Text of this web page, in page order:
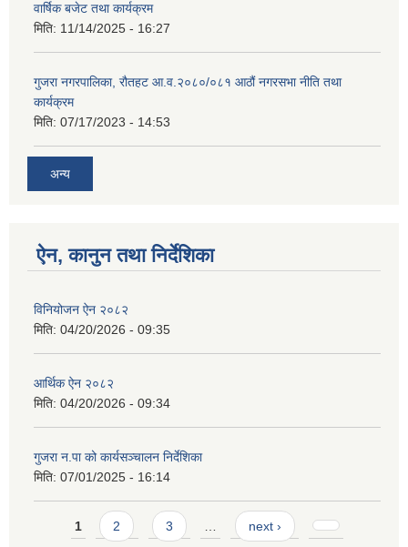
वार्षिक बजेट तथा कार्यक्रम
मिति: 11/14/2025 - 16:27
गुजरा नगरपालिका, रौतहट आ.व.२०८०/०८१ आठौं नगरसभा नीति तथा
कार्यक्रम
मिति: 07/17/2023 - 14:53
अन्य
ऐन, कानुन तथा निर्देशिका
विनियोजन ऐन २०८२
मिति: 04/20/2026 - 09:35
आर्थिक ऐन २०८२
मिति: 04/20/2026 - 09:34
गुजरा न.पा को कार्यसञ्चालन निर्देशिका
मिति: 07/01/2025 - 16:14
Pages
1 2 3 … next ›